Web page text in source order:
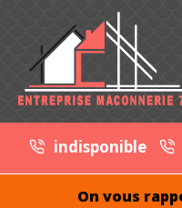
indisponible
On vous